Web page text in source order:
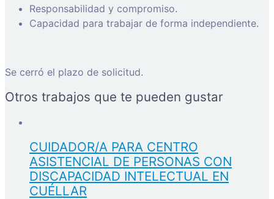
Responsabilidad y compromiso.
Capacidad para trabajar de forma independiente.
Se cerró el plazo de solicitud.
Otros trabajos que te pueden gustar
CUIDADOR/A PARA CENTRO
ASISTENCIAL DE PERSONAS CON
DISCAPACIDAD INTELECTUAL EN
CUÉLLAR